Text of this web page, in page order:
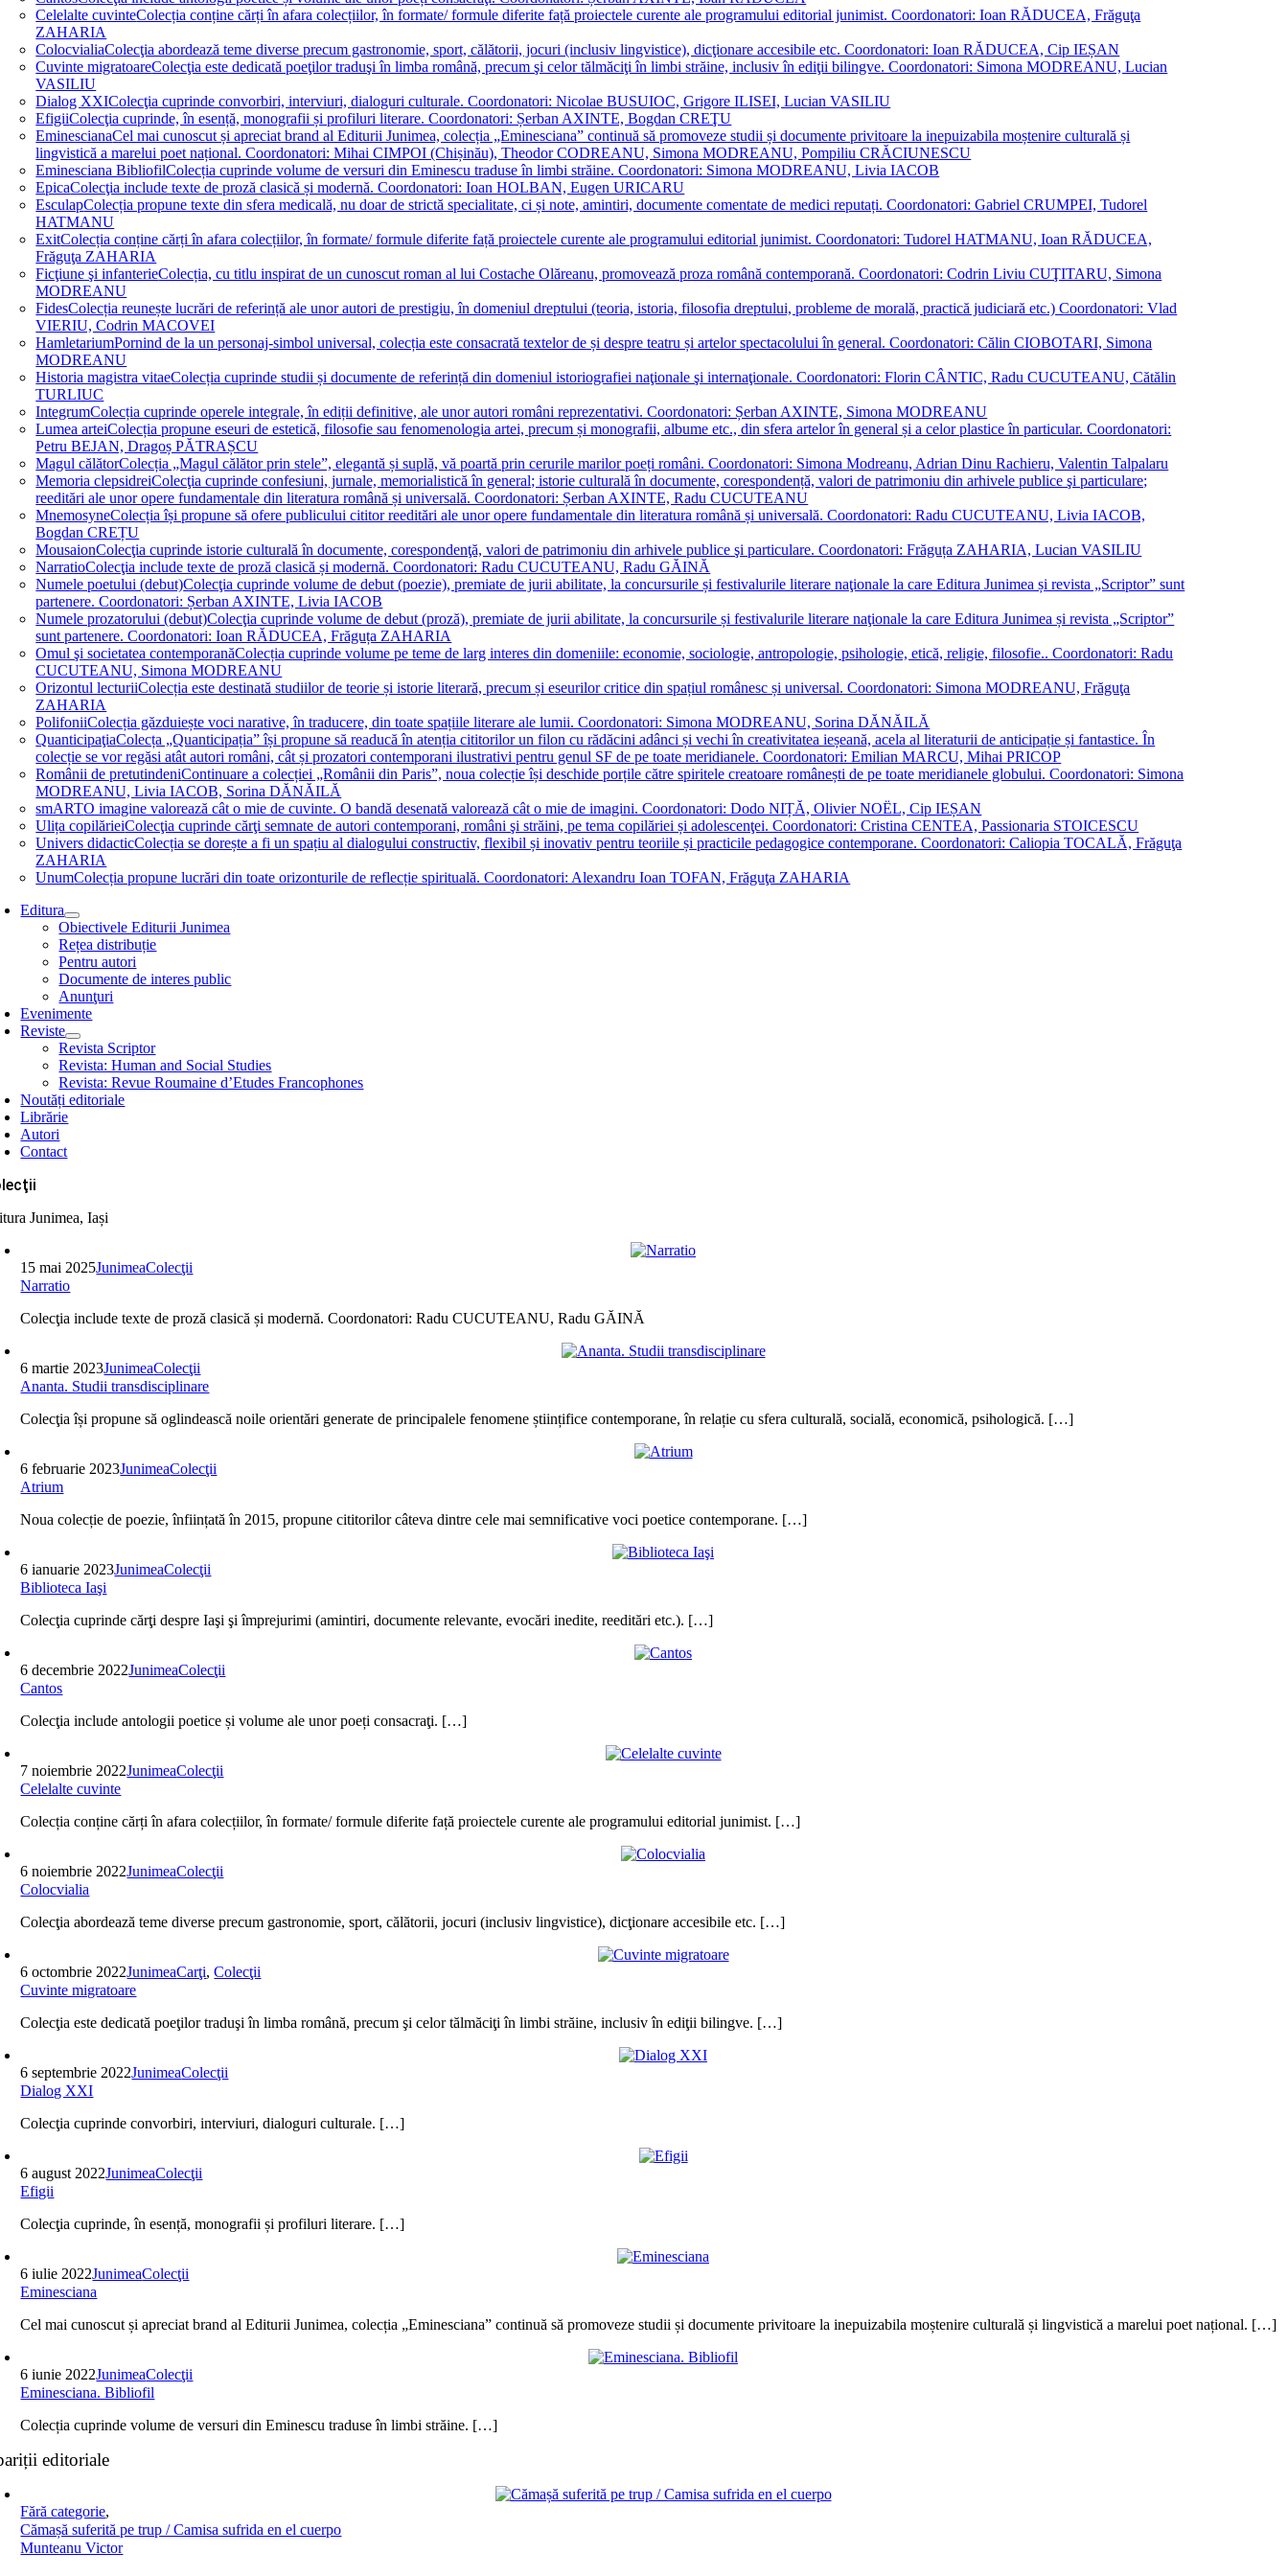
Celelalte cuvinteColecția conține cărți în afara colecțiilor, în formate/ formule diferite față proiectele curente ale programului editorial junimist. Coordonatori: Ioan RĂDUCEA, Frăguţa
ZAHARIA
ColocvialiaColecţia abordează teme diverse precum gastronomie, sport, călătorii, jocuri (inclusiv lingvistice), dicţionare accesibile etc. Coordonatori: Ioan RĂDUCEA, Cip IEȘAN
Cuvinte migratoareColecţia este dedicată poeţilor traduşi în limba română, precum şi celor tălmăciţi în limbi străine, inclusiv în ediţii bilingve. Coordonatori: Simona MODREANU, Lucian
VASILIU
Dialog XXIColecţia cuprinde convorbiri, interviuri, dialoguri culturale. Coordonatori: Nicolae BUSUIOC, Grigore ILISEI, Lucian VASILIU
EfigiiColecţia cuprinde, în esență, monografii și profiluri literare. Coordonatori: Șerban AXINTE, Bogdan CREŢU
EminescianaCel mai cunoscut și apreciat brand al Editurii Junimea, colecția „Eminesciana” continuă să promoveze studii și documente privitoare la inepuizabila moștenire culturală și
lingvistică a marelui poet național. Coordonatori: Mihai CIMPOI (Chișinău), Theodor CODREANU, Simona MODREANU, Pompiliu CRĂCIUNESCU
Eminesciana BibliofilColecția cuprinde volume de versuri din Eminescu traduse în limbi străine. Coordonatori: Simona MODREANU, Livia IACOB
EpicaColecţia include texte de proză clasică și modernă. Coordonatori: Ioan HOLBAN, Eugen URICARU
EsculapColecția propune texte din sfera medicală, nu doar de strictă specialitate, ci și note, amintiri, documente comentate de medici reputați. Coordonatori: Gabriel CRUMPEI, Tudorel
HATMANU
ExitColecția conține cărți în afara colecțiilor, în formate/ formule diferite față proiectele curente ale programului editorial junimist. Coordonatori: Tudorel HATMANU, Ioan RĂDUCEA,
Frăguţa ZAHARIA
Ficţiune şi infanterieColecția, cu titlu inspirat de un cunoscut roman al lui Costache Olăreanu, promovează proza română contemporană. Coordonatori: Codrin Liviu CUŢITARU, Simona
MODREANU
FidesColecția reunește lucrări de referință ale unor autori de prestigiu, în domeniul dreptului (teoria, istoria, filosofia dreptului, probleme de morală, practică judiciară etc.) Coordonatori: Vlad
VIERIU, Codrin MACOVEI
HamletariumPornind de la un personaj-simbol universal, colecția este consacrată textelor de și despre teatru și artelor spectacolului în general. Coordonatori: Călin CIOBOTARI, Simona
MODREANU
Historia magistra vitaeColecția cuprinde studii și documente de referință din domeniul istoriografiei naţionale şi internaţionale. Coordonatori: Florin CÂNTIC, Radu CUCUTEANU, Cătălin
TURLIUC
IntegrumColecția cuprinde operele integrale, în ediții definitive, ale unor autori români reprezentativi. Coordonatori: Șerban AXINTE, Simona MODREANU
Lumea arteiColecția propune eseuri de estetică, filosofie sau fenomenologia artei, precum și monografii, albume etc., din sfera artelor în general și a celor plastice în particular. Coordonatori:
Petru BEJAN, Dragoș PĂTRAȘCU
Magul călătorColecția „Magul călător prin stele”, elegantă și suplă, vă poartă prin cerurile marilor poeți români. Coordonatori: Simona Modreanu, Adrian Dinu Rachieru, Valentin Talpalaru
Memoria clepsidreiColecţia cuprinde confesiuni, jurnale, memorialistică în general; istorie culturală în documente, corespondență, valori de patrimoniu din arhivele publice şi particulare;
reeditări ale unor opere fundamentale din literatura română și universală. Coordonatori: Șerban AXINTE, Radu CUCUTEANU
MnemosyneColecția își propune să ofere publicului cititor reeditări ale unor opere fundamentale din literatura română și universală. Coordonatori: Radu CUCUTEANU, Livia IACOB,
Bogdan CREȚU
MousaionColecţia cuprinde istorie culturală în documente, corespondenţă, valori de patrimoniu din arhivele publice şi particulare. Coordonatori: Frăguța ZAHARIA, Lucian VASILIU
NarratioColecţia include texte de proză clasică și modernă. Coordonatori: Radu CUCUTEANU, Radu GĂINĂ
Numele poetului (debut)Colecţia cuprinde volume de debut (poezie), premiate de jurii abilitate, la concursurile și festivalurile literare naţionale la care Editura Junimea și revista „Scriptor” sunt
partenere. Coordonatori: Șerban AXINTE, Livia IACOB
Numele prozatorului (debut)Colecţia cuprinde volume de debut (proză), premiate de jurii abilitate, la concursurile și festivalurile literare naţionale la care Editura Junimea și revista „Scriptor”
sunt partenere. Coordonatori: Ioan RĂDUCEA, Frăguța ZAHARIA
Omul şi societatea contemporanăColecția cuprinde volume pe teme de larg interes din domeniile: economie, sociologie, antropologie, psihologie, etică, religie, filosofie.. Coordonatori: Radu
CUCUTEANU, Simona MODREANU
Orizontul lecturiiColecția este destinată studiilor de teorie și istorie literară, precum și eseurilor critice din spațiul românesc și universal. Coordonatori: Simona MODREANU, Frăguţa
ZAHARIA
PolifoniiColecția găzduiește voci narative, în traducere, din toate spațiile literare ale lumii. Coordonatori: Simona MODREANU, Sorina DĂNĂILĂ
QuanticipaţiaColecța „Quanticipația” își propune să readucă în atenția cititorilor un filon cu rădăcini adânci și vechi în creativitatea ieșeană, acela al literaturii de anticipație și fantastice. În
colecție se vor regăsi atât autori români, cât și prozatori contemporani ilustrativi pentru genul SF de pe toate meridianele. Coordonatori: Emilian MARCU, Mihai PRICOP
Românii de pretutindeniContinuare a colecției „Românii din Paris”, noua colecție își deschide porțile către spiritele creatoare românești de pe toate meridianele globului. Coordonatori: Simona
MODREANU, Livia IACOB, Sorina DĂNĂILĂ
smARTO imagine valorează cât o mie de cuvinte. O bandă desenată valorează cât o mie de imagini. Coordonatori: Dodo NIȚĂ, Olivier NOËL, Cip IEȘAN
Ulița copilărieiColecţia cuprinde cărţi semnate de autori contemporani, români şi străini, pe tema copilăriei și adolescenţei. Coordonatori: Cristina CENTEA, Passionaria STOICESCU
Univers didacticColecția se dorește a fi un spațiu al dialogului constructiv, flexibil și inovativ pentru teoriile și practicile pedagogice contemporane. Coordonatori: Caliopia TOCALĂ, Frăguţa
ZAHARIA
UnumColecția propune lucrări din toate orizonturile de reflecție spirituală. Coordonatori: Alexandru Ioan TOFAN, Frăguţa ZAHARIA
Editura
Obiectivele Editurii Junimea
Rețea distribuție
Pentru autori
Documente de interes public
Anunţuri
Evenimente
Reviste
Revista Scriptor
Revista: Human and Social Studies
Revista: Revue Roumaine d’Etudes Francophones
Noutăți editoriale
Librărie
Autori
Contact
Junimea, Iași
15 mai 2025JunimeaColecţii
Narratio
Colecţia include texte de proză clasică și modernă. Coordonatori: Radu CUCUTEANU, Radu GĂINĂ
6 martie 2023JunimeaColecţii
Ananta. Studii transdisciplinare
Colecţia își propune să oglindească noile orientări generate de principalele fenomene științifice contemporane, în relație cu sfera culturală, socială, economică, psihologică. […]
6 februarie 2023JunimeaColecţii
Atrium
Noua colecție de poezie, înființată în 2015, propune cititorilor câteva dintre cele mai semnificative voci poetice contemporane. […]
6 ianuarie 2023JunimeaColecţii
Biblioteca Iaşi
Colecţia cuprinde cărţi despre Iaşi şi împrejurimi (amintiri, documente relevante, evocări inedite, reeditări etc.). […]
6 decembrie 2022JunimeaColecţii
Cantos
Colecţia include antologii poetice și volume ale unor poeți consacraţi. […]
7 noiembrie 2022JunimeaColecţii
Celelalte cuvinte
Colecția conține cărți în afara colecțiilor, în formate/ formule diferite față proiectele curente ale programului editorial junimist. […]
6 noiembrie 2022JunimeaColecţii
Colocvialia
Colecţia abordează teme diverse precum gastronomie, sport, călătorii, jocuri (inclusiv lingvistice), dicţionare accesibile etc. […]
6 octombrie 2022JunimeaCarţi,Colecţii
Cuvinte migratoare
Colecţia este dedicată poeţilor traduşi în limba română, precum şi celor tălmăciţi în limbi străine, inclusiv în ediţii bilingve. […]
6 septembrie 2022JunimeaColecţii
Dialog XXI
Colecţia cuprinde convorbiri, interviuri, dialoguri culturale. […]
6 august 2022JunimeaColecţii
Efigii
Colecţia cuprinde, în esență, monografii și profiluri literare. […]
6 iulie 2022JunimeaColecţii
Eminesciana
Cel mai cunoscut și apreciat brand al Editurii Junimea, colecția „Eminesciana” continuă să promoveze studii și documente privitoare la inepuizabila moștenire culturală și lingvistică a marelui poet național. […]
6 iunie 2022JunimeaColecţii
Eminesciana. Bibliofil
Colecția cuprinde volume de versuri din Eminescu traduse în limbi străine. […]
editoriale
Fără categorie,
Cămașă suferită pe trup / Camisa sufrida en el cuerpo
Munteanu Victor